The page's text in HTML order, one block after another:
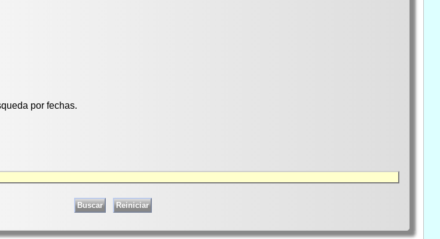
por fechas.